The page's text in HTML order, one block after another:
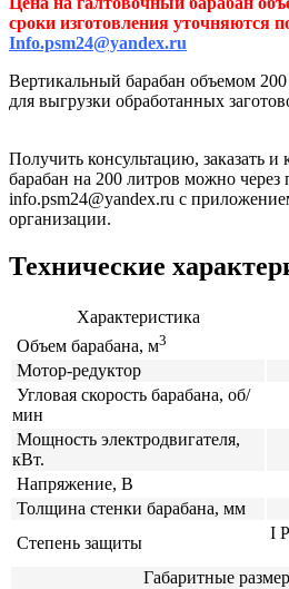
сроки изготовления уточняются
Info.psm24@yandex.ru
Вертикальный барабан объемом
для выгрузки обработанных
Получить консультацию, заказать и
барабан на 200 литров можно через
info.psm24@yandex.ru с
организации.
Технические
Характеристика
Объем барабана, м3
Мотор-редуктор
Угловая скорость барабана, об/
мин
Мощность электродвигателя,
кВт.
Напряжение, В
Толщина стенки барабана, мм
Степень защиты
I
Габаритные